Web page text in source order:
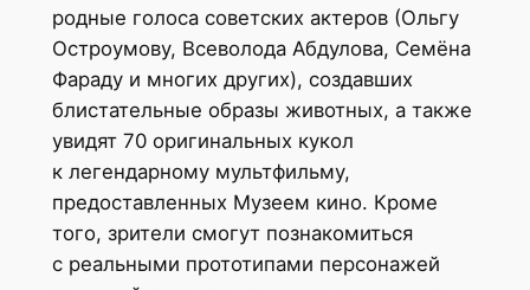
родные голоса советских актеров (Ольгу
Остроумову, Всеволода Абдулова, Семёна
Фараду и многих других), создавших
блистательные образы животных, а также
увидят 70 оригинальных кукол
к легендарному мультфильму,
предоставленных Музеем кино. Кроме
того, зрители смогут познакомиться
с реальными прототипами персонажей